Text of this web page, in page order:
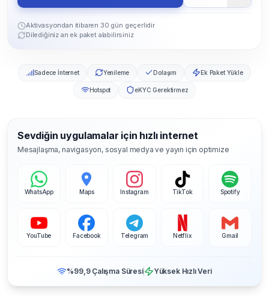
Aktivasyondan itibaren 30 gün geçerlidir
Dilediğiniz an ek paket alabilirsiniz
Sadece İnternet Yenileme Dolaşım Ek Paket Yükle
Hotspot eKYC Gerektirmez
Sevdiğin uygulamalar için hızlı internet
Mesajlaşma, navigasyon, sosyal medya ve yayın için optimize
WhatsApp Maps Instagram TikTok Spotify
YouTube Facebook Telegram Netflix Gmail
%99,9 Çalışma Süresi Yüksek Hızlı Veri